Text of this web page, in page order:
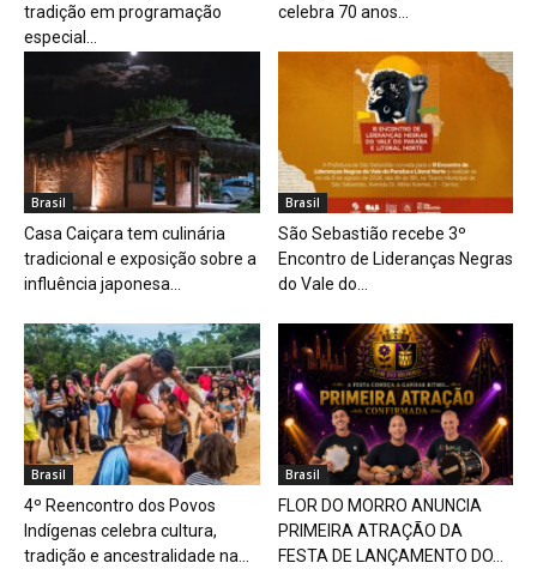
tradição em programação
especial...
celebra 70 anos...
Brasil
Casa Caiçara tem culinária
tradicional e exposição sobre a
influência japonesa...
Brasil
São Sebastião recebe 3º
Encontro de Lideranças Negras
do Vale do...
Brasil
4º Reencontro dos Povos
Indígenas celebra cultura,
tradição e ancestralidade na...
Brasil
FLOR DO MORRO ANUNCIA
PRIMEIRA ATRAÇÃO DA
FESTA DE LANÇAMENTO DO...